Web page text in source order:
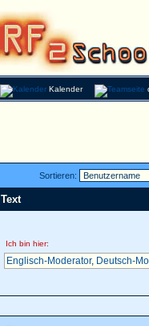
Kalender
Sortieren:
Text
Ich bin hier:
Englisch-Moderator, Deutsch-